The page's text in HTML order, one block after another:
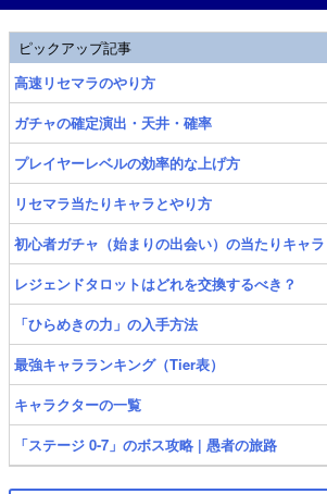
ピックアップ記事
高速リセマラのやり方
ガチャの確定演出・天井・確率
プレイヤーレベルの効率的な上げ方
リセマラ当たりキャラとやり方
初心者ガチャ（始まりの出会い）の当たりキャラ
レジェンドタロットはどれを交換するべき？
「ひらめきの力」の入手方法
最強キャラランキング（Tier表）
キャラクターの一覧
「ステージ 0-7」のボス攻略 | 愚者の旅路